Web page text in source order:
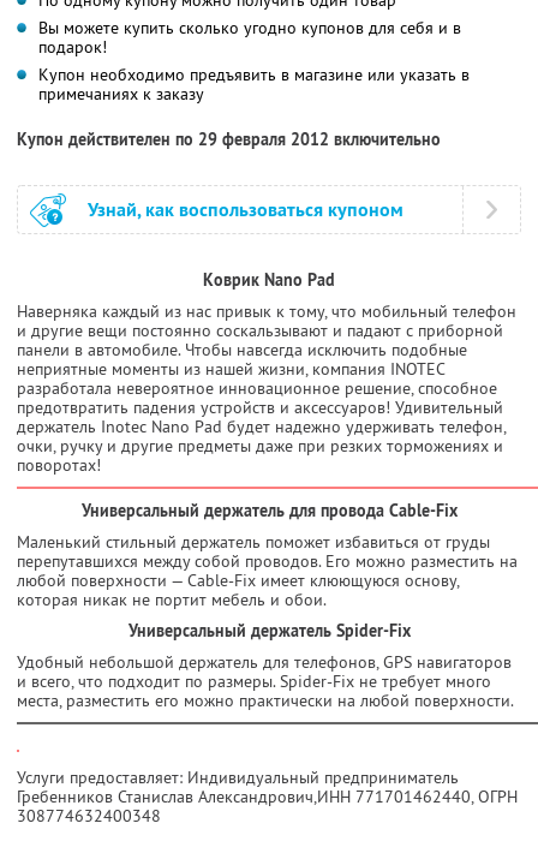
Вы можете купить сколько угодно купонов для себя и в
подарок!
Купон необходимо предъявить в магазине или указать в
примечаниях к заказу
Купон действителен по 29 февраля 2012 включительно
Узнай, как воспользоваться купоном
Коврик Nano Pad
Наверняка каждый из нас привык к тому, что мобильный телефон
и другие вещи постоянно соскальзывают и падают с приборной
панели в автомобиле. Чтобы навсегда исключить подобные
неприятные моменты из нашей жизни, компания INOTEC
разработала невероятное инновационное решение, способное
предотвратить падения устройств и аксессуаров! Удивительный
держатель Inotec Nano Pad будет надежно удерживать телефон,
очки, ручку и другие предметы даже при резких торможениях и
поворотах!
Универсальный держатель для провода Cable-Fix
Маленький стильный держатель поможет избавиться от груды
перепутавшихся между собой проводов. Его можно разместить на
любой поверхности — Cable-Fix имеет клюющуюся основу,
которая никак не портит мебель и обои.
Универсальный держатель Spider-Fix
Удобный небольшой держатель для телефонов, GPS навигаторов
и всего, что подходит по размеры. Spider-Fix не требует много
места, разместить его можно практически на любой поверхности.
Услуги предоставляет: Индивидуальный предприниматель
Гребенников Станислав Александрович,ИНН 771701462440, ОГРН
308774632400348